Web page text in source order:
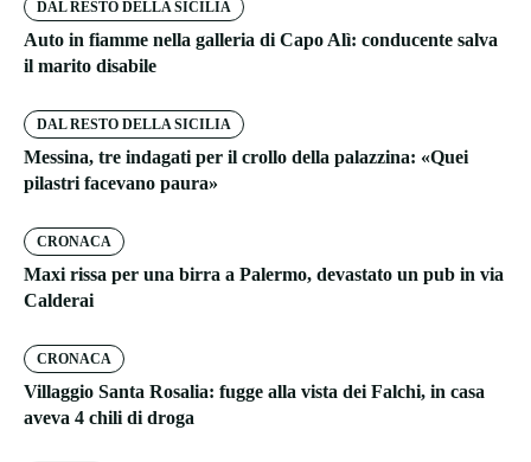
DAL RESTO DELLA SICILIA
Auto in fiamme nella galleria di Capo Alì: conducente salva
il marito disabile
DAL RESTO DELLA SICILIA
Messina, tre indagati per il crollo della palazzina: «Quei
pilastri facevano paura»
CRONACA
Maxi rissa per una birra a Palermo, devastato un pub in via
Calderai
CRONACA
Villaggio Santa Rosalia: fugge alla vista dei Falchi, in casa
aveva 4 chili di droga